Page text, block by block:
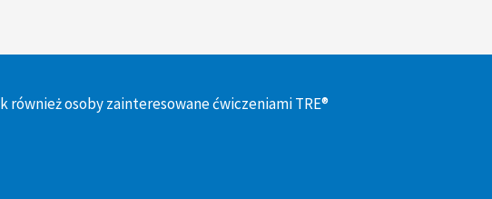
również osoby zainteresowane ćwiczeniami TRE®